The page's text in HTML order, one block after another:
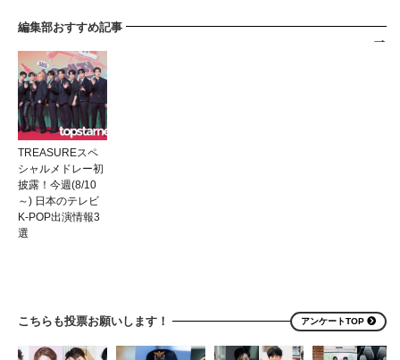
編集部おすすめ記事
TREASUREスペ
シャルメドレー初
披露！今週(8/10
～) 日本のテレビ
K-POP出演情報3
選
こちらも投票お願いします！ アンケートTOP